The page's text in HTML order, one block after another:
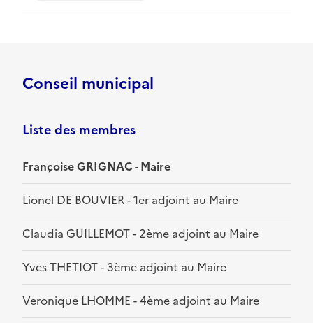
Conseil municipal
Liste des membres
Françoise GRIGNAC - Maire
Lionel DE BOUVIER - 1er adjoint au Maire
Claudia GUILLEMOT - 2ème adjoint au Maire
Yves THETIOT - 3ème adjoint au Maire
Veronique LHOMME - 4ème adjoint au Maire